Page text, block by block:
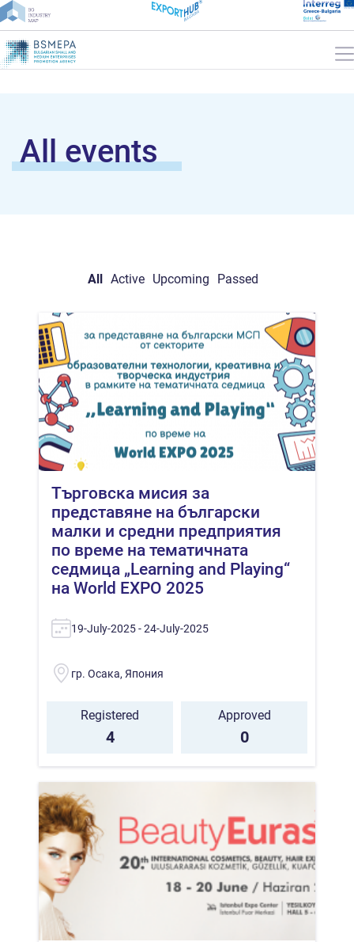
All events
All Active Upcoming Passed
Търговска мисия за
представяне на български
малки и средни предприятия
по време на тематичната
седмица „Learning and Playing“
на World EXPO 2025
19-July-2025 - 24-July-2025
гр. Осака, Япония
Registered
4
Approved
0